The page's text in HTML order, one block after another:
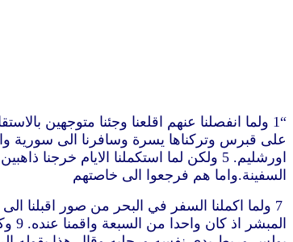
السفينة.واما هم فرجعوا الى خاصتهم